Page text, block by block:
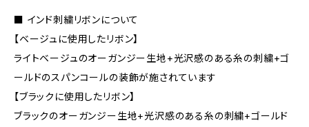
■ インド刺繍リボンについて
【ベージュに使用したリボン】
ライトベージュのオーガンジー生地+光沢感のある糸の刺繍+ゴ
ールドのスパンコールの装飾が施されています
【ブラックに使用したリボン】
ブラックのオーガンジー生地+光沢感のある糸の刺繍+ゴールド